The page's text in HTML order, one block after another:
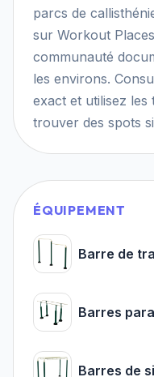
parcs de
sur Workout
communauté
les environs.
exact et utilisez
trouver des spots
ÉQUIPEMENT
Barre de
Barres
Barres de